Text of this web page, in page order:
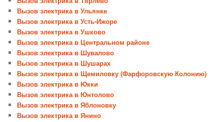
Вызов электрика в Ульянке
Вызов электрика в Усть-Ижоре
Вызов электрика в Ушково
Вызов электрика в Центральном районе
Вызов электрика в Шувалово
Вызов электрика в Шушарах
Вызов электрика в Щемиловку (Фарфоровскую Колонию)
Вызов электрика в Юкки
Вызов электрика в Юнтолово
Вызов электрика в Яблоновку
Вызов электрика в Янино